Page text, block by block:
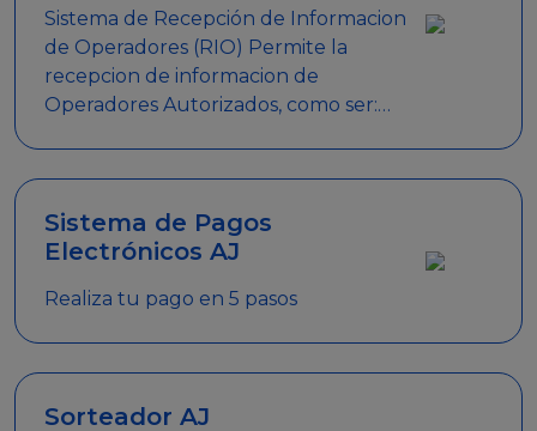
Sistema de Recepción de Informacion
de Operadores (RIO) Permite la
recepcion de informacion de
Operadores Autorizados, como ser:
Sistema de Pagos
Electrónicos AJ
Realiza tu pago en 5 pasos
Sorteador AJ